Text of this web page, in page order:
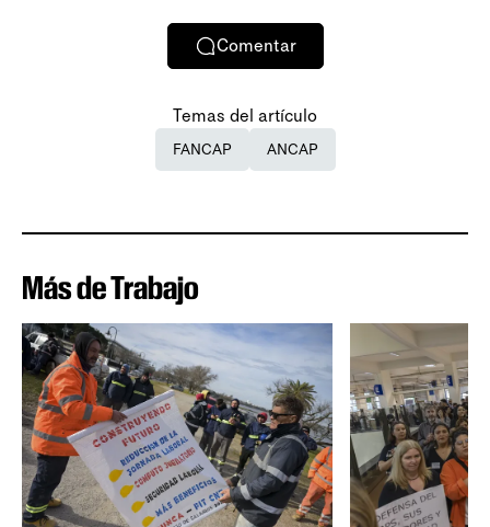
Comentar
Temas del artículo
FANCAP ANCAP
Más de Trabajo